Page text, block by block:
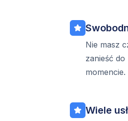
Nie masz
zanieść
Wiele